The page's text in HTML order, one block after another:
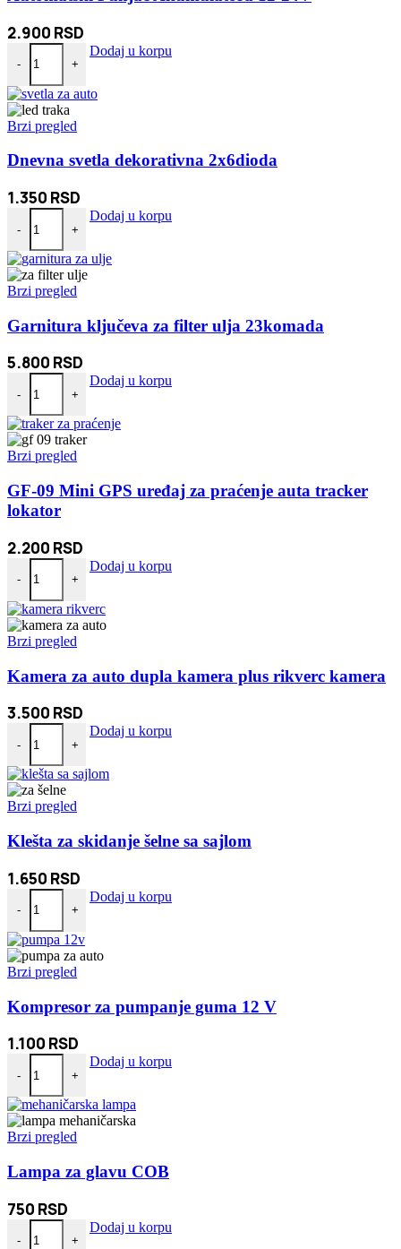
2.900 RSD
-
Automatski Punjač Akumulatora 12-24V količina
+
Dodaj u korpu
Brzi pregled
Dnevna svetla dekorativna 2x6dioda
1.350 RSD
-
Dnevna svetla dekorativna 2x6dioda količina
+
Dodaj u korpu
Brzi pregled
Garnitura ključeva za filter ulja 23komada
5.800 RSD
-
Garnitura ključeva za filter ulja 23komada količina
+
Dodaj u korpu
Brzi pregled
GF-09 Mini GPS uređaj za praćenje auta tracker
lokator
2.200 RSD
-
GF-09 Mini GPS uređaj za praćenje auta tracker lokator količina
+
Dodaj u korpu
Brzi pregled
Kamera za auto dupla kamera plus rikverc kamera
3.500 RSD
-
Kamera za auto dupla kamera plus rikverc kamera količina
+
Dodaj u korpu
Brzi pregled
Klešta za skidanje šelne sa sajlom
1.650 RSD
-
Klešta za skidanje šelne sa sajlom količina
+
Dodaj u korpu
Brzi pregled
Kompresor za pumpanje guma 12 V
1.100 RSD
-
Kompresor za pumpanje guma 12 V količina
+
Dodaj u korpu
Brzi pregled
Lampa za glavu COB
750 RSD
-
Lampa za glavu COB količina
+
Dodaj u korpu